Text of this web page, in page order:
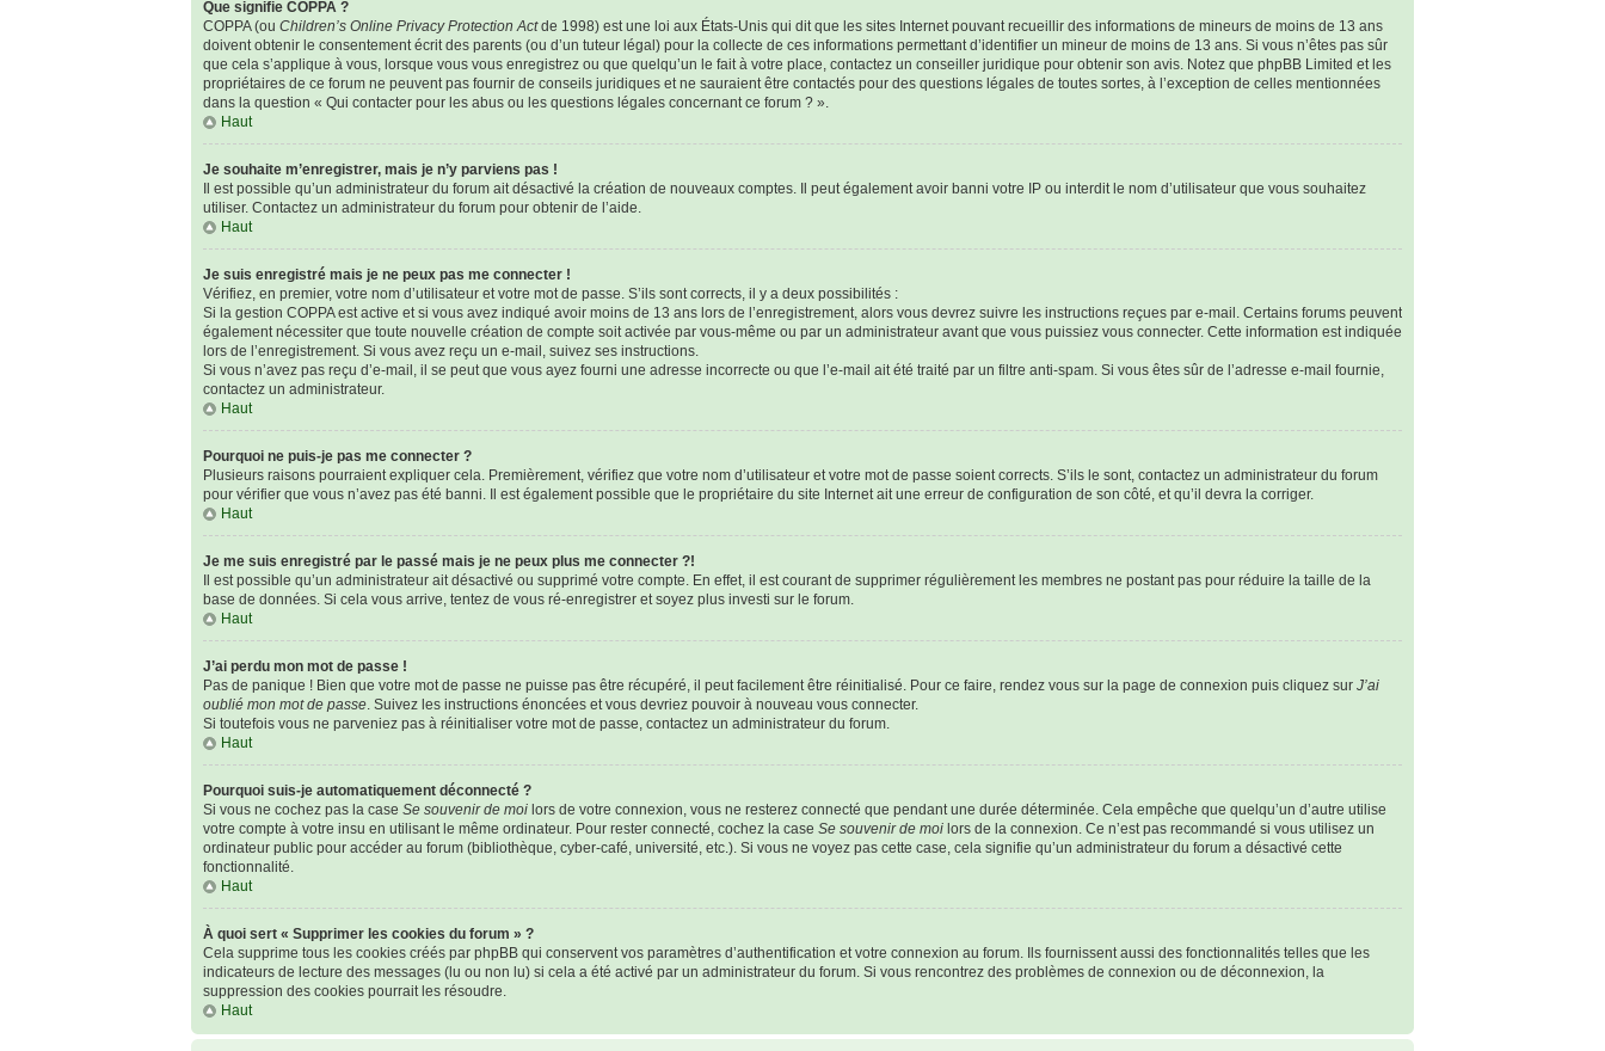
Que signifie COPPA ?
COPPA (ou Children’s Online Privacy Protection Actde 1998) est une loi aux États-Unis qui dit que les sites Internet pouvant recueillir des informations de mineurs de moins de 13 ans
doivent obtenir le consentement écrit des parents (ou d’un tuteur légal) pour la collecte de ces informations permettant d’identifier un mineur de moins de 13 ans. Si vous n’êtes pas sûr
que cela s’applique à vous, lorsque vous vous enregistrez ou que quelqu’un le fait à votre place, contactez un conseiller juridique pour obtenir son avis. Notez que phpBB Limited et les
propriétaires de ce forum ne peuvent pas fournir de conseils juridiques et ne sauraient être contactés pour des questions légales de toutes sortes, à l’exception de celles mentionnées
dans la question « Qui contacter pour les abus ou les questions légales concernant ce forum ? ».
Haut
Je souhaite m’enregistrer, mais je n’y parviens pas !
Il est possible qu’un administrateur du forum ait désactivé la création de nouveaux comptes. Il peut également avoir banni votre IP ou interdit le nom d’utilisateur que vous souhaitez
utiliser. Contactez un administrateur du forum pour obtenir de l’aide.
Haut
Je suis enregistré mais je ne peux pas me connecter !
Vérifiez, en premier, votre nom d’utilisateur et votre mot de passe. S’ils sont corrects, il y a deux possibilités :
Si la gestion COPPA est active et si vous avez indiqué avoir moins de 13 ans lors de l’enregistrement, alors vous devrez suivre les instructions reçues par e-mail. Certains forums peuvent
également nécessiter que toute nouvelle création de compte soit activée par vous-même ou par un administrateur avant que vous puissiez vous connecter. Cette information est indiquée
lors de l’enregistrement. Si vous avez reçu un e-mail, suivez ses instructions.
Si vous n’avez pas reçu d’e-mail, il se peut que vous ayez fourni une adresse incorrecte ou que l’e-mail ait été traité par un filtre anti-spam. Si vous êtes sûr de l’adresse e-mail fournie,
contactez un administrateur.
Haut
Pourquoi ne puis-je pas me connecter ?
Plusieurs raisons pourraient expliquer cela. Premièrement, vérifiez que votre nom d’utilisateur et votre mot de passe soient corrects. S’ils le sont, contactez un administrateur du forum
pour vérifier que vous n’avez pas été banni. Il est également possible que le propriétaire du site Internet ait une erreur de configuration de son côté, et qu’il devra la corriger.
Haut
Je me suis enregistré par le passé mais je ne peux plus me connecter ?!
Il est possible qu’un administrateur ait désactivé ou supprimé votre compte. En effet, il est courant de supprimer régulièrement les membres ne postant pas pour réduire la taille de la
base de données. Si cela vous arrive, tentez de vous ré-enregistrer et soyez plus investi sur le forum.
Haut
J’ai perdu mon mot de passe !
Pas de panique ! Bien que votre mot de passe ne puisse pas être récupéré, il peut facilement être réinitialisé. Pour ce faire, rendez vous sur la page de connexion puis cliquez sur J’ai
oublié mon mot de passe. Suivez les instructions énoncées et vous devriez pouvoir à nouveau vous connecter.
Si toutefois vous ne parveniez pas à réinitialiser votre mot de passe, contactez un administrateur du forum.
Haut
Pourquoi suis-je automatiquement déconnecté ?
Si vous ne cochez pas la case Se souvenir de moi lors de votre connexion, vous ne resterez connecté que pendant une durée déterminée. Cela empêche que quelqu’un d’autre utilise
votre compte à votre insu en utilisant le même ordinateur. Pour rester connecté, cochez la case Se souvenir de moi lors de la connexion. Ce n’est pas recommandé si vous utilisez un
ordinateur public pour accéder au forum (bibliothèque, cyber-café, université, etc.). Si vous ne voyez pas cette case, cela signifie qu’un administrateur du forum a désactivé cette
fonctionnalité.
Haut
À quoi sert « Supprimer les cookies du forum » ?
Cela supprime tous les cookies créés par phpBB qui conservent vos paramètres d’authentification et votre connexion au forum. Ils fournissent aussi des fonctionnalités telles que les
indicateurs de lecture des messages (lu ou non lu) si cela a été activé par un administrateur du forum. Si vous rencontrez des problèmes de connexion ou de déconnexion, la
suppression des cookies pourrait les résoudre.
Haut